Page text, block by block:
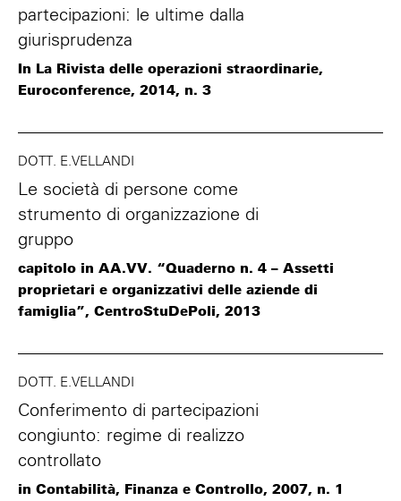
partecipazioni: le ultime dalla
giurisprudenza
In La Rivista delle operazioni straordinarie,
Euroconference, 2014, n. 3
DOTT. E.VELLANDI
Le società di persone come
strumento di organizzazione di
gruppo
capitolo in AA.VV. “Quaderno n. 4 – Assetti
proprietari e organizzativi delle aziende di
famiglia”, CentroStuDePoli, 2013
DOTT. E.VELLANDI
Conferimento di partecipazioni
congiunto: regime di realizzo
controllato
in Contabilità, Finanza e Controllo, 2007, n. 1